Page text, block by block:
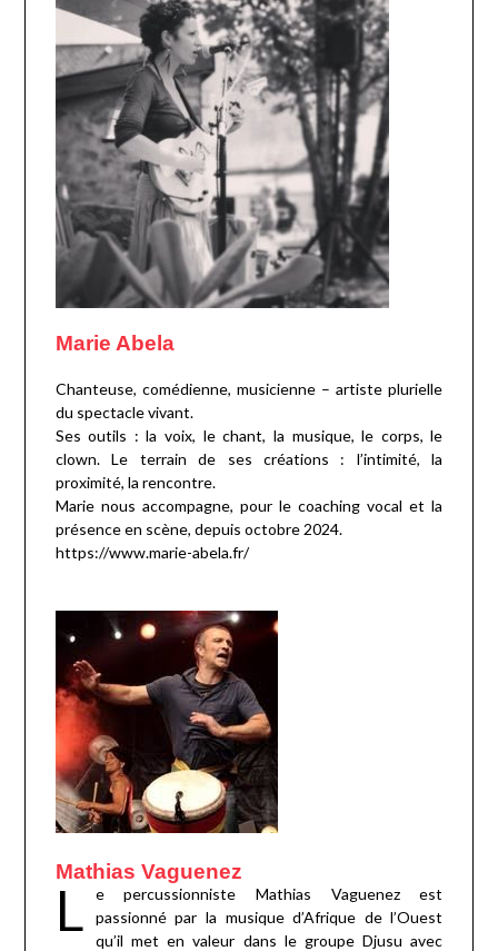
Marie Abela
Chanteuse, comédienne, musicienne – artiste plurielle
du spectacle vivant.
Ses outils : la voix, le chant, la musique, le corps, le
clown. Le terrain de ses créations : l’intimité, la
proximité, la rencontre.
Marie nous accompagne, pour le coaching vocal et la
présence en scène, depuis octobre 2024.
https://www.marie-abela.fr/
Mathias Vaguenez
L
e percussionniste Mathias Vaguenez est
passionné par la musique d’Afrique de l’Ouest
qu’il met en valeur dans le groupe Djusu avec